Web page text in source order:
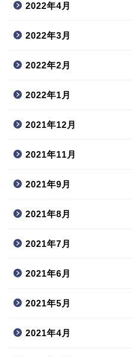
2022年4月
2022年3月
2022年2月
2022年1月
2021年12月
2021年11月
2021年9月
2021年8月
2021年7月
2021年6月
2021年5月
2021年4月